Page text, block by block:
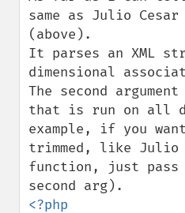
same as Julio
(above).
It parses an XML
dimensional
The second
that is run on all
example, if you
trimmed, like Julio
function, just